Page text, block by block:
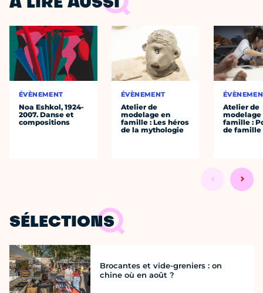
À LIRE AUSSI
ÉVÈNEMENT
Noa Eshkol, 1924-
2007. Danse et
compositions
ÉVÈNEMENT
Atelier de
modelage en
famille : Les héros
de la mythologie
Atelier de
modelage
famille :
de famille
SÉLECTIONS
Brocantes et vide-greniers : on
chine où en août ?